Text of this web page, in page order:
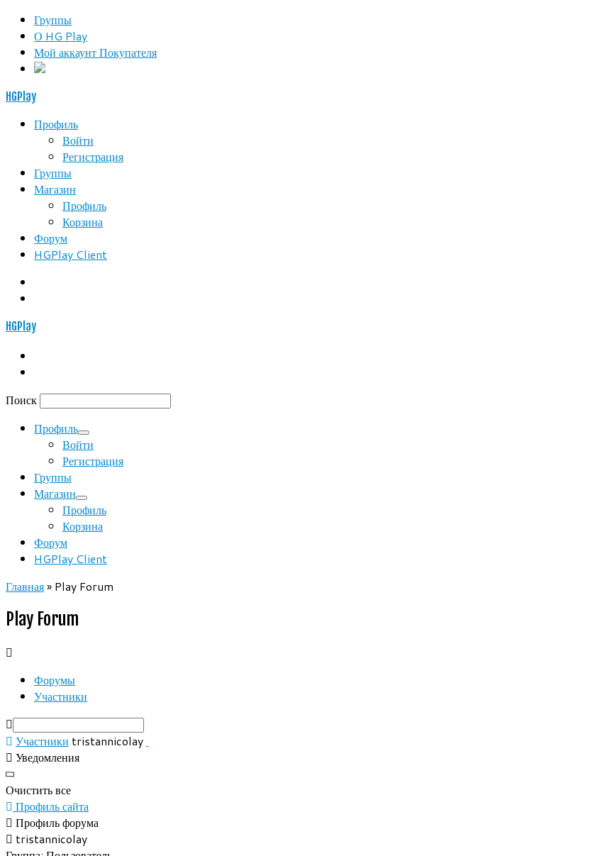
Группы
О HG Play
Мой аккаунт Покупателя
HGPlay
Профиль
Войти
Регистрация
Группы
Магазин
Профиль
Корзина
Форум
HGPlay Client
HGPlay
Поиск
Профиль
Войти
Регистрация
Группы
Магазин
Профиль
Корзина
Форум
HGPlay Client
Главная» Play Forum
Play Forum
Форумы
Участники
Участники tristannicolay
Уведомления
Очистить все
Профиль сайта
Профиль форума
tristannicolay